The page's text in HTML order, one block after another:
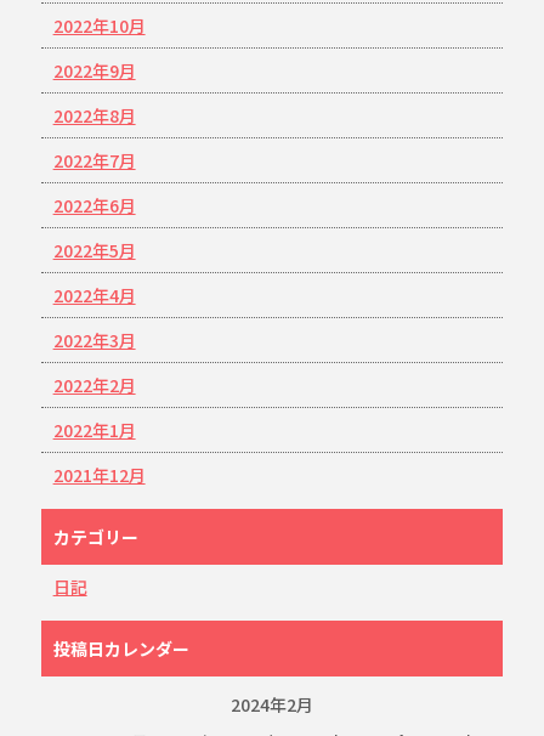
2022年10月
2022年9月
2022年8月
2022年7月
2022年6月
2022年5月
2022年4月
2022年3月
2022年2月
2022年1月
2021年12月
カテゴリー
日記
投稿日カレンダー
2024年2月